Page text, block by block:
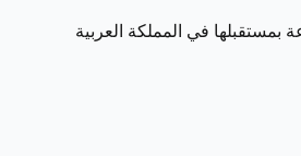
في المملكة العربية